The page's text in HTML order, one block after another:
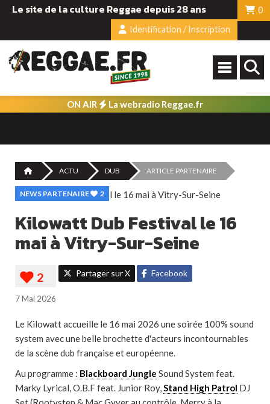
Le site de la culture Reggae depuis 28 ans
0
Identification / Inscription
ON AIR La webradio Reggae.fr
ACTU DUB ARTICLE PARTENAIRE
NEWS PARTENAIRE 2
Kilowatt Dub Festival le 16
mai à Vitry-Sur-Seine
Partager sur X Facebook
7 Mai 2026
Le Kilowatt accueille le 16 mai 2026 une soirée 100% sound
system avec une belle brochette d'acteurs incontournables
de la scène dub française et européenne.
Au programme : Blackboard Jungle Sound System feat.
Marky Lyrical, O.B.F feat. Junior Roy,Stand High Patrol DJ